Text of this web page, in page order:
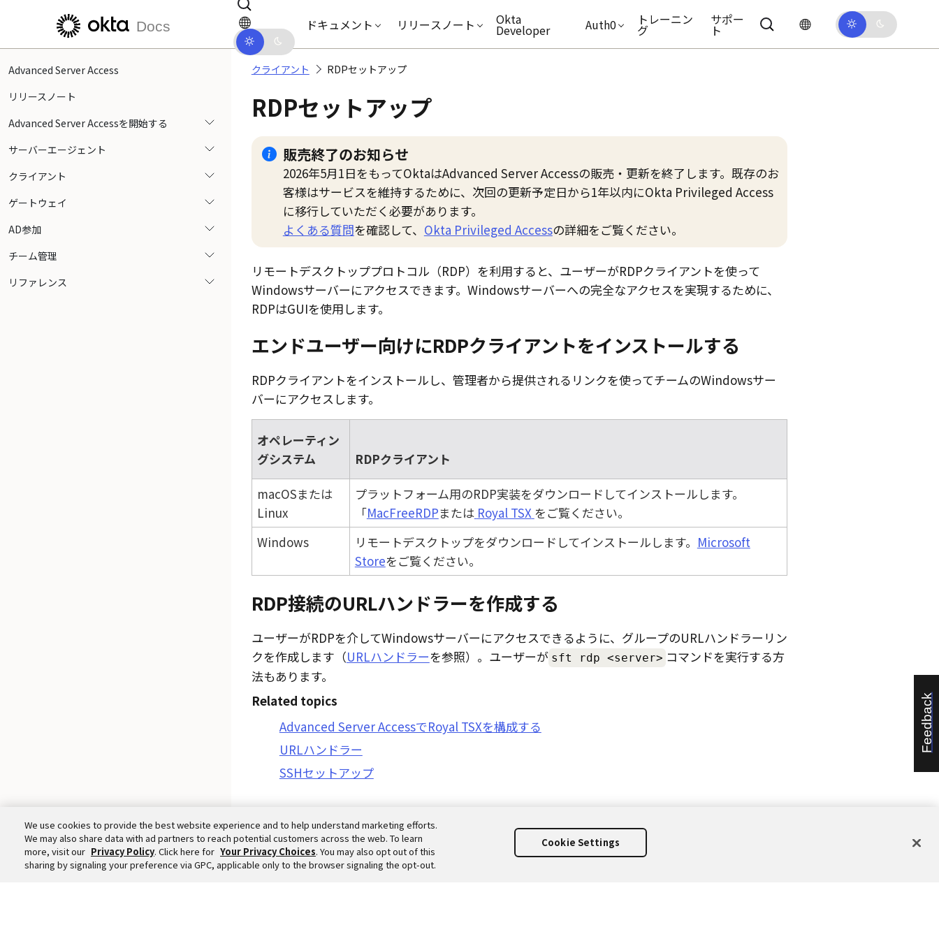
メインコンテンツにスキップ ドキュメントナビゲーションにスキップ
Docs ドキュメント リリースノート Okta
Developer Auth0 トレーニン
グ
サポー
ト
Feedback
Advanced Server Access
リリースノート
Advanced Server Accessを開始する
サーバーエージェント
クライアント
ゲートウェイ
AD参加
チーム管理
リファレンス
クライアント RDPセットアップ
RDPセットアップ
販売終了のお知らせ
2026年5月1日をもってOktaはAdvanced Server Accessの販売・更新を終了します。既存のお
客様はサービスを維持するために、次回の更新予定日から1年以内にOkta Privileged Access
に移行していただく必要があります。
よくある質問を確認して、 Okta Privileged Accessの詳細をご覧ください。
リモートデスクトッププロトコル（RDP）を利用すると、ユーザーがRDPクライアントを使って
Windowsサーバーにアクセスできます。Windowsサーバーへの完全なアクセスを実現するために、
RDPはGUIを使用します。
エンドユーザー向けにRDPクライアントをインストールする
RDPクライアントをインストールし、管理者から提供されるリンクを使ってチームのWindowsサー
バーにアクセスします。
オペレーティン
グシステム
RDPクライアント
macOSまたは
Linux
プラットフォーム用のRDP実装をダウンロードしてインストールします。
「MacFreeRDPまたは Royal TSX をご覧ください。
Windows
リモートデスクトップをダウンロードしてインストールします。 Microsoft
Storeをご覧ください。
RDP接続のURLハンドラーを作成する
ユーザーがRDPを介してWindowsサーバーにアクセスできるように、グループのURLハンドラーリン
クを作成します（URLハンドラーを参照）。ユーザーが sft rdp <server> コマンドを実行する方
法もあります。
Related topics
Advanced Server AccessでRoyal TSXを構成する
URLハンドラー
SSHセットアップ
We use cookies to provide the best website experience and to help understand marketing efforts.
We may also share data with ad partners to reach potential customers across the web. To learn
more, visit our Privacy Policy. Click here for Your Privacy Choices. You may also opt out of this
sharing by signaling your preference via GPC, applicable only to the browser signaling the opt-out.
Cookie Settings